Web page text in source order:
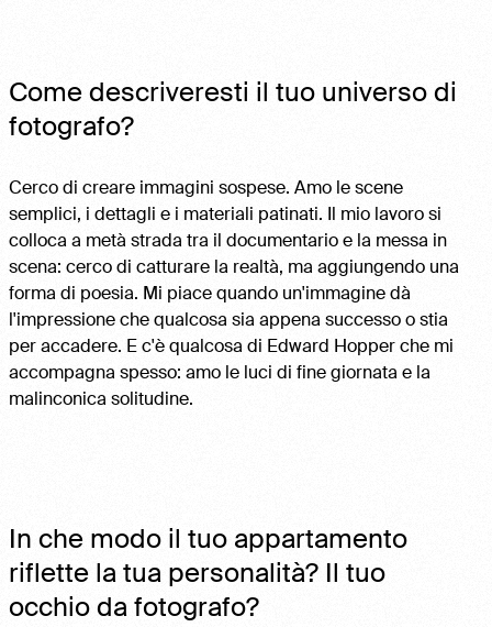
Come descriveresti il tuo universo di
fotografo?
Cerco di creare immagini sospese. Amo le scene
semplici, i dettagli e i materiali patinati. Il mio lavoro si
colloca a metà strada tra il documentario e la messa in
scena: cerco di catturare la realtà, ma aggiungendo una
forma di poesia. Mi piace quando un'immagine dà
l'impressione che qualcosa sia appena successo o stia
per accadere. E c'è qualcosa di Edward Hopper che mi
accompagna spesso: amo le luci di fine giornata e la
malinconica solitudine.
In che modo il tuo appartamento
riflette la tua personalità? Il tuo
occhio da fotografo?